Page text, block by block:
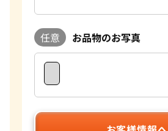
任意 お品物のお写真